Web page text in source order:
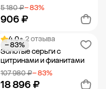
5 180 ₽− 83%
906 ₽
Добавить в корзину
4.0• 2 отзыва
Золотые серьги с
цитринами и фианитами
107 980 ₽− 83%
18 896 ₽
− 83%